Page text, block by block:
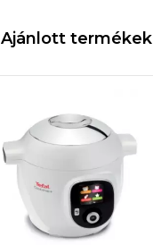
Ajánlott termékek